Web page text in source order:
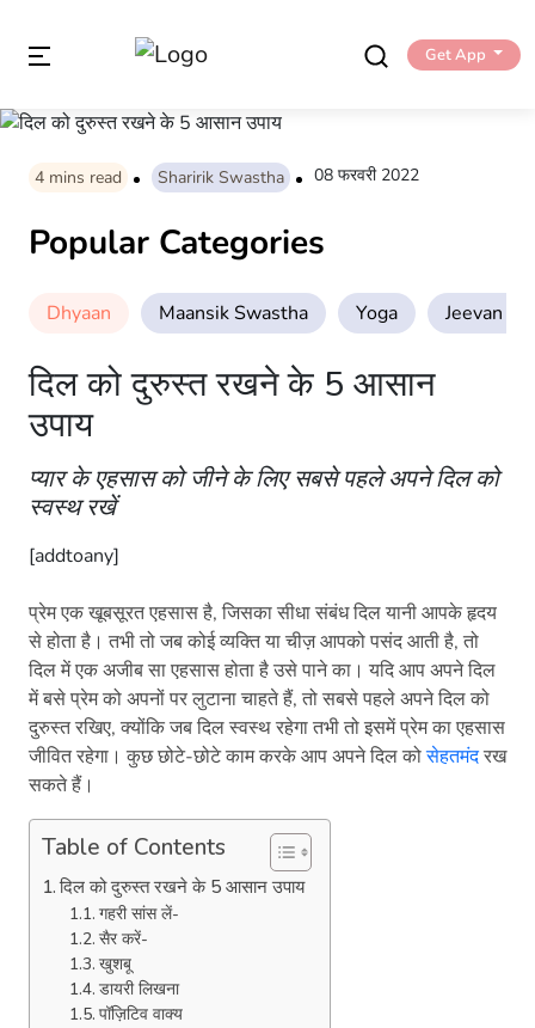
Get App
4 mins read Sharirik Swastha 08 फरवरी 2022
Popular Categories
Dhyaan Maansik Swastha Yoga Jeevan
दिल को दुरुस्त रखने के 5 आसान
उपाय
प्यार के एहसास को जीने के लिए सबसे पहले अपने दिल को
स्वस्थ रखें
[addtoany]
प्रेम एक खूबसूरत एहसास है, जिसका सीधा संबंध दिल यानी आपके हृदय
से होता है। तभी तो जब कोई व्यक्ति या चीज़ आपको पसंद आती है, तो
दिल में एक अजीब सा एहसास होता है उसे पाने का। यदि आप अपने दिल
में बसे प्रेम को अपनों पर लुटाना चाहते हैं, तो सबसे पहले अपने दिल को
दुरुस्त रखिए, क्योंकि जब दिल स्वस्थ रहेगा तभी तो इसमें प्रेम का एहसास
जीवित रहेगा। कुछ छोटे-छोटे काम करके आप अपने दिल कोसेहतमंदरख
सकते हैं।
Table of Contents
दिल को दुरुस्त रखने के 5 आसान उपाय
गहरी सांस लें-
सैर करें-
खुशबू
डायरी लिखना
पॉज़िटिव वाक्य